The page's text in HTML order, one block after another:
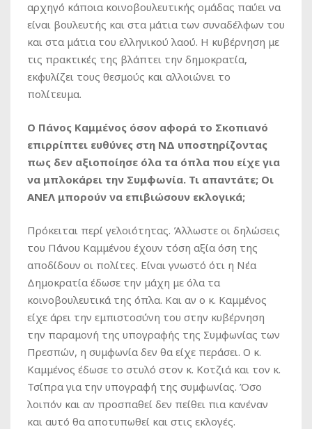
αρχηγό κάποια κοινοβουλευτικής ομάδας παύει να
είναι βουλευτής και στα μάτια των συναδέλφων του
και στα μάτια του ελληνικού λαού. Η κυβέρνηση με
τις πρακτικές της βλάπτει την δημοκρατία,
εκφυλίζει τους θεσμούς και αλλοιώνει το
πολίτευμα.
Ο Πάνος Καμμένος όσον αφορά το Σκοπιανό
επιρρίπτει ευθύνες στη ΝΔ υποστηρίζοντας
πως δεν αξιοποίησε όλα τα όπλα που είχε για
να μπλοκάρει την Συμφωνία. Τι απαντάτε; Οι
ΑΝΕΛ μπορούν να επιβιώσουν εκλογικά;
Πρόκειται περί γελοιότητας. Άλλωστε οι δηλώσεις
του Πάνου Καμμένου έχουν τόση αξία όση της
αποδίδουν οι πολίτες. Είναι γνωστό ότι η Νέα
Δημοκρατία έδωσε την μάχη με όλα τα
κοινοβουλευτικά της όπλα. Και αν ο κ. Καμμένος
είχε άρει την εμπιστοσύνη του στην κυβέρνηση
την παραμονή της υπογραφής της Συμφωνίας των
Πρεσπών, η συμφωνία δεν θα είχε περάσει. Ο κ.
Καμμένος έδωσε το στυλό στον κ. Κοτζιά και τον κ.
Τσίπρα για την υπογραφή της συμφωνίας. Όσο
λοιπόν και αν προσπαθεί δεν πείθει πια κανέναν
και αυτό θα αποτυπωθεί και στις εκλογές.